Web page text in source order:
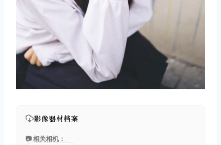
影像器材档案
📷 相关相机：